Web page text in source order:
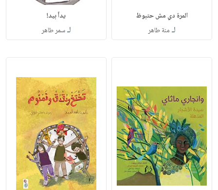
المرة دي مش حتبوظ
لـ منة طاهر
يداً بيد!
لـسمر طاهر